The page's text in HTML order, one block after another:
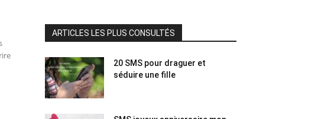
ARTICLES LES PLUS CONSULTÉS
20 SMS pour draguer et
séduire une fille